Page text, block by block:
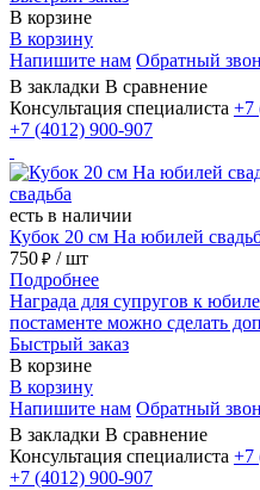
В корзине
В корзину
Напишите нам Обратный
В закладки В сравнение
Консультация специалиста +7
+7 (4012) 900-907
есть в наличии
Кубок 20 см На юбилей
750 ₽ / шт
Подробнее
Награда для супругов к
постаменте можно сделать
Быстрый заказ
В корзине
В корзину
Напишите нам Обратный
В закладки В сравнение
Консультация специалиста +7
+7 (4012) 900-907